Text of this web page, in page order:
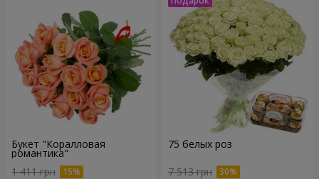
Букет "Коралловая
романтика"
1 411 грн
75 белых роз
7 513 грн